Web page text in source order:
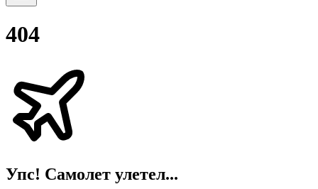
404
Упс! Самолет улетел...